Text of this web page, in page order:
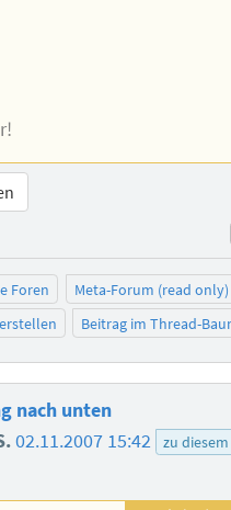
Foren
Meta-Forum (read only)
Beitrag im Thread-
nach unten
02.11.2007 15:42 zu